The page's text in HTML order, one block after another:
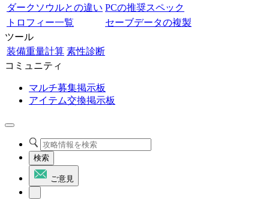
ダークソウルとの違い PCの推奨スペック
トロフィー一覧
セーブデータの複製
ツール
装備重量計算 素性診断
コミュニティ
マルチ募集掲示板
アイテム交換掲示板
検索
ご意見